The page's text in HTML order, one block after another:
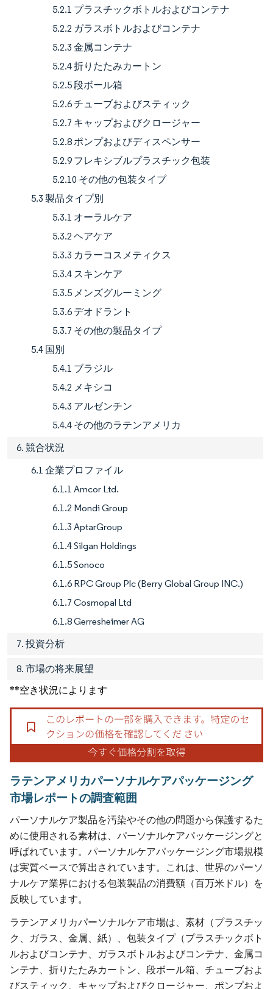
5.2.1 プラスチックボトルおよびコンテナ
5.2.2 ガラスボトルおよびコンテナ
5.2.3 金属コンテナ
5.2.4 折りたたみカートン
5.2.5 段ボール箱
5.2.6 チューブおよびスティック
5.2.7 キャップおよびクロージャー
5.2.8 ポンプおよびディスペンサー
5.2.9 フレキシブルプラスチック包装
5.2.10 その他の包装タイプ
5.3 製品タイプ別
5.3.1 オーラルケア
5.3.2 ヘアケア
5.3.3 カラーコスメティクス
5.3.4 スキンケア
5.3.5 メンズグルーミング
5.3.6 デオドラント
5.3.7 その他の製品タイプ
5.4 国別
5.4.1 ブラジル
5.4.2 メキシコ
5.4.3 アルゼンチン
5.4.4 その他のラテンアメリカ
6. 競合状況
6.1 企業プロファイル
6.1.1 Amcor Ltd.
6.1.2 Mondi Group
6.1.3 AptarGroup
6.1.4 Silgan Holdings
6.1.5 Sonoco
6.1.6 RPC Group Plc (Berry Global Group INC.)
6.1.7 Cosmopal Ltd
6.1.8 Gerresheimer AG
7. 投資分析
8. 市場の将来展望
**空き状況によります
ラテンアメリカパーソナルケアパッケージング
市場レポートの調査範囲
パーソナルケア製品を汚染やその他の問題から保護するた
めに使用される素材は、パーソナルケアパッケージングと
呼ばれています。パーソナルケアパッケージング市場規模
は実質ベースで算出されています。これは、世界のパーソ
ナルケア業界における包装製品の消費額（百万米ドル）を
反映しています。
ラテンアメリカパーソナルケア市場は、素材（プラスチッ
ク、ガラス、金属、紙）、包装タイプ（プラスチックボト
ルおよびコンテナ、ガラスボトルおよびコンテナ、金属コ
ンテナ、折りたたみカートン、段ボール箱、チューブおよ
びスティック、キャップおよびクロージャー、ポンプおよ